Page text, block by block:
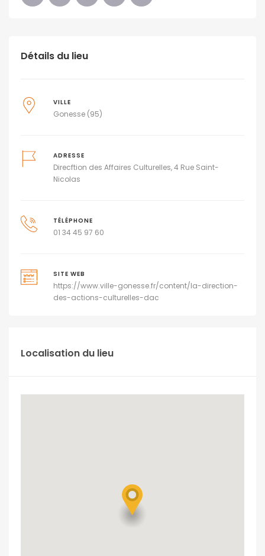
Détails du lieu
VILLE
Gonesse (95)
ADRESSE
Direcftion des Affaires Culturelles, 4 Rue Saint-
Nicolas
TÉLÉPHONE
01 34 45 97 60
SITE WEB
https://www.ville-gonesse.fr/content/la-direction-
des-actions-culturelles-dac
Localisation du lieu